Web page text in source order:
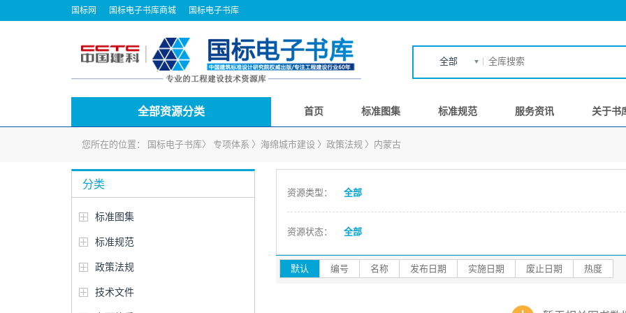
国标网 国标电子书库商城 国标电子书库
全部
全部资源分类 首页 标准图集 标准规范 服务资讯 关于书
您所在的位置： 国标电子书库〉 专项体系 〉 海绵城市建设 〉 政策法规 〉 内蒙古
分类
标准图集
标准规范
政策法规
技术文件
资源类型： 全部
资源状态： 全部
默认 编号 名称 发布日期 实施日期 废止日期 热度